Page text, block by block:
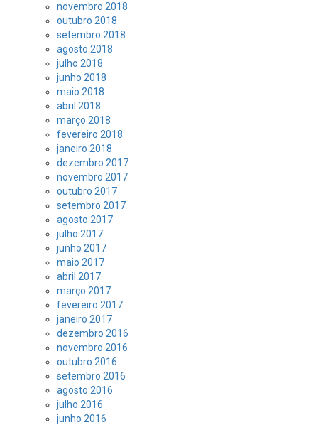
novembro 2018
outubro 2018
setembro 2018
agosto 2018
julho 2018
junho 2018
maio 2018
abril 2018
março 2018
fevereiro 2018
janeiro 2018
dezembro 2017
novembro 2017
outubro 2017
setembro 2017
agosto 2017
julho 2017
junho 2017
maio 2017
abril 2017
março 2017
fevereiro 2017
janeiro 2017
dezembro 2016
novembro 2016
outubro 2016
setembro 2016
agosto 2016
julho 2016
junho 2016